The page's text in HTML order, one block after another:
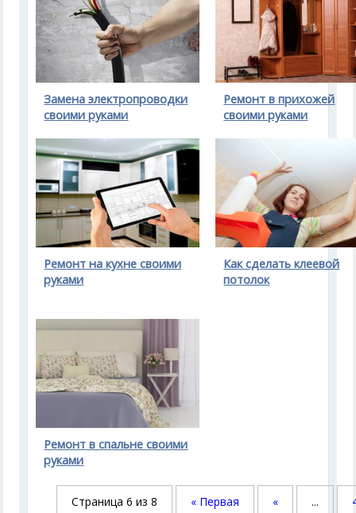
Замена электропроводки
своими руками
Ремонт в прихожей
своими руками
Ремонт на кухне своими
руками
Как сделать клеевой
потолок
Ремонт в спальне своими
руками
Страница 6 из 8 « Первая « ...